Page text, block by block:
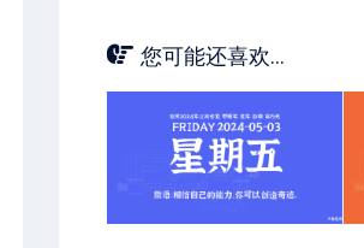
您可能还喜欢...